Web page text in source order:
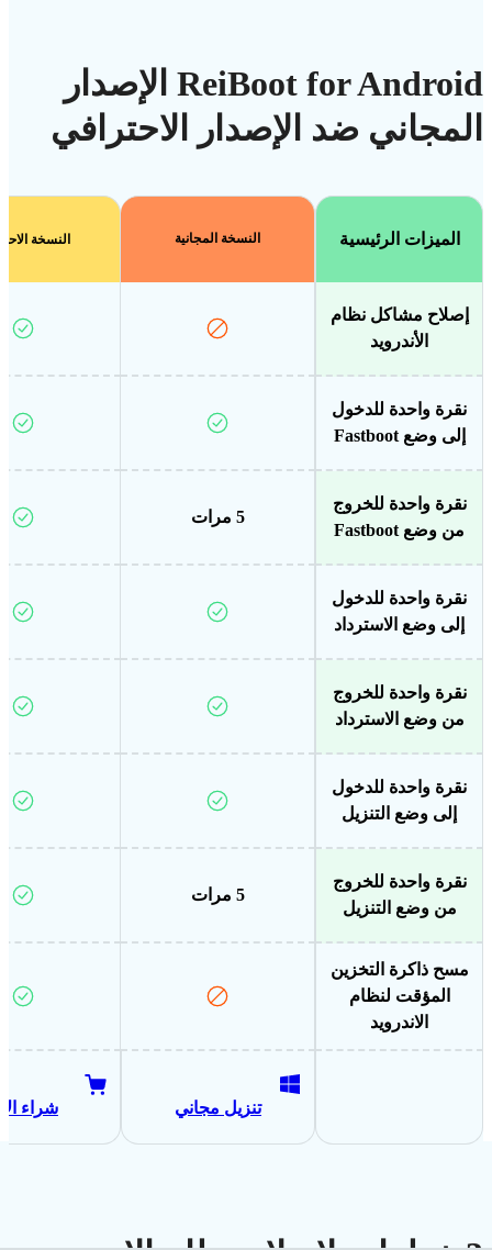
ReiBoot for Android الإصدار
المجاني ضد الإصدار الاحترافي
الميزات الرئيسية النسخة المجانية النسخة
إصلاح مشاكل نظام
الأندرويد
نقرة واحدة للدخول
إلى وضع Fastboot
نقرة واحدة للخروج
من وضع Fastboot
5 مرات
نقرة واحدة للدخول
إلى وضع الاسترداد
نقرة واحدة للخروج
من وضع الاسترداد
نقرة واحدة للدخول
إلى وضع التنزيل
نقرة واحدة للخروج
من وضع التنزيل
5 مرات
مسح ذاكرة التخزين
المؤقت لنظام
الاندرويد
تنزيل مجاني شراء